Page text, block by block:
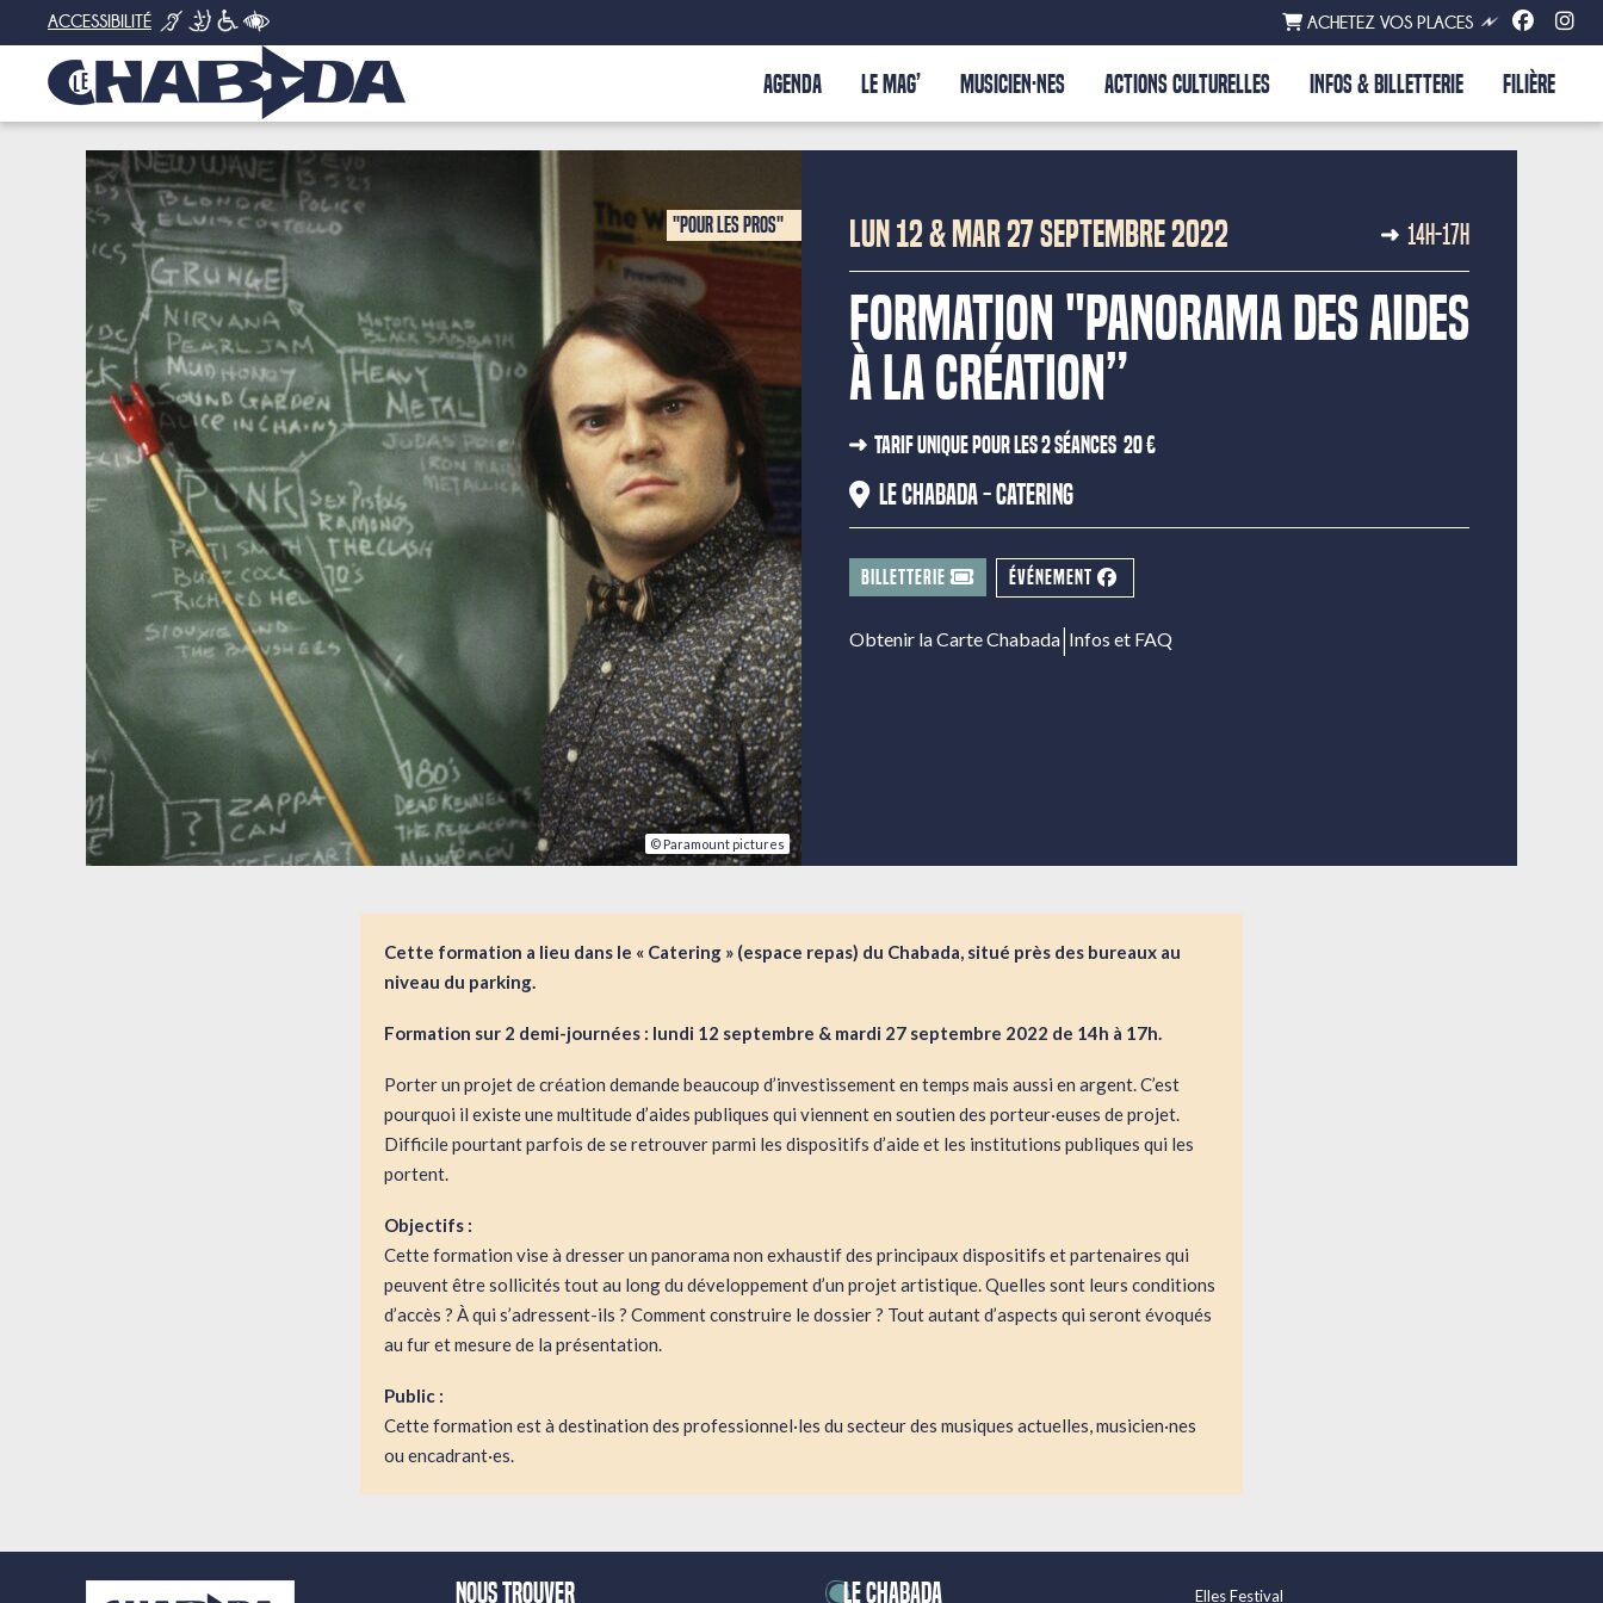
ACCESSIBILITÉ ACHETEZ VOS PLACES
AGENDA LE MAG’ MUSICIEN·NES ACTIONS CULTURELLES INFOS & BILLETTERIE FILIÈRE
© Paramount pictures
STAGES ET ATELIERS
"Pour les pros" LUN 12 & MAR 27 SEPTEMBRE 2022 14H-17H
Formation "Panorama des aides
à la création”
Tarif Unique pour les 2 séances 20 €
Le Chabada - Catering
BILLETTERIE ÉVÉNEMENT
Obtenir la Carte Chabada| Infos et FAQ
Cette formation a lieu dans le « Catering » (espace repas) du Chabada, situé près des bureaux au
niveau du parking.
Formation sur 2 demi-journées : lundi 12 septembre & mardi 27 septembre 2022 de 14h à 17h.
Porter un projet de création demande beaucoup d’investissement en temps mais aussi en argent. C’est
pourquoi il existe une multitude d’aides publiques qui viennent en soutien des porteur·euses de projet.
Difficile pourtant parfois de se retrouver parmi les dispositifs d’aide et les institutions publiques qui les
portent.
Objectifs :
Cette formation vise à dresser un panorama non exhaustif des principaux dispositifs et partenaires qui
peuvent être sollicités tout au long du développement d’un projet artistique. Quelles sont leurs conditions
d’accès ? À qui s’adressent-ils ? Comment construire le dossier ? Tout autant d’aspects qui seront évoqués
au fur et mesure de la présentation.
Public :
Cette formation est à destination des professionnel·les du secteur des musiques actuelles, musicien·nes
ou encadrant·es.
Nous trouver LE CHABADA Elles Festival